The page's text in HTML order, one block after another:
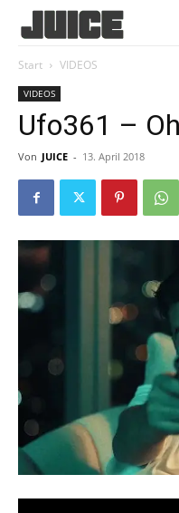
Start VIDEOS
VIDEOS
Ufo361 –
Von JUICE - 13. April 2018